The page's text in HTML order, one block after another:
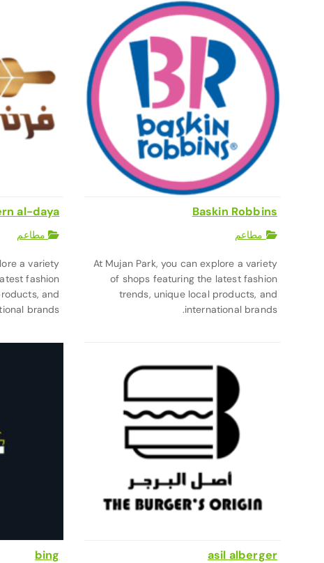
Baskin Robbins
مطاعم
At Mujan Park, you can explore a variety
of shops featuring the latest fashion
trends, unique local products, and
international brands.
al-daya
مطاعم
a variety
fashion
and
brands.
asil alberger
bing